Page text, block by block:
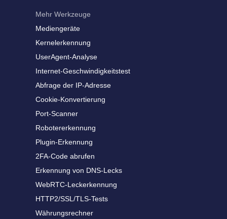
Mehr Werkzeuge
Mediengeräte
Kernelerkennung
UserAgent-Analyse
Internet-Geschwindigkeitstest
Abfrage der IP-Adresse
Cookie-Konvertierung
Port-Scanner
Robotererkennung
Plugin-Erkennung
2FA-Code abrufen
Erkennung von DNS-Lecks
WebRTC-Leckerkennung
HTTP2/SSL/TLS-Tests
Währungsrechner